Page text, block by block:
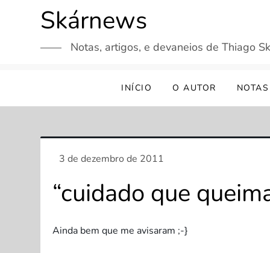
Skárnews
Notas, artigos, e devaneios de Thiago
INÍCIO O AUTOR
“cuidado que
Ainda bem que me avisaram ;-}